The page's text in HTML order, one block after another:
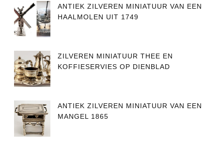
ANTIEK ZILVEREN MINIATUUR VAN EEN
HAALMOLEN UIT 1749
ZILVEREN MINIATUUR THEE EN
KOFFIESERVIES OP DIENBLAD
ANTIEK ZILVEREN MINIATUUR VAN EEN
MANGEL 1865